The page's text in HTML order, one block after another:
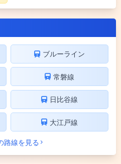
ブルーライン
常磐線
日比谷線
大江戸線
路線を見る